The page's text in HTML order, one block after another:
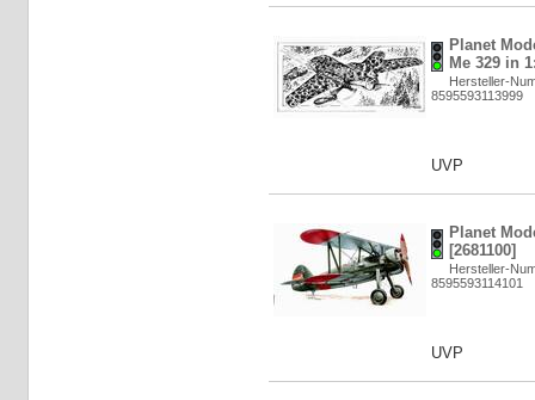
Planet
Me 329 in
Hersteller-
8595593113999
UVP
Planet
[2681100]
Hersteller-
8595593114101
UVP